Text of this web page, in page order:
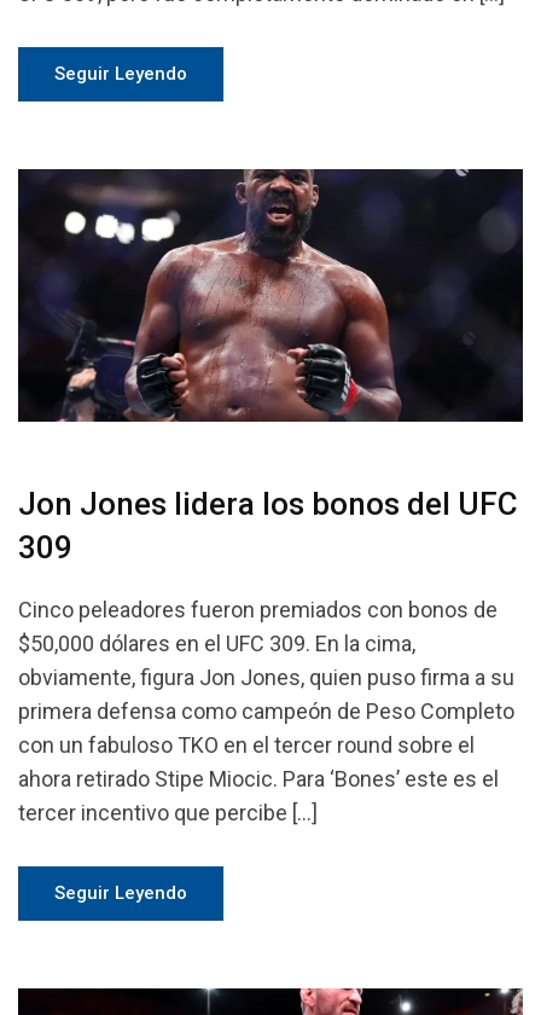
Seguir Leyendo
Jon Jones lidera los bonos del UFC
309
Cinco peleadores fueron premiados con bonos de
$50,000 dólares en el UFC 309. En la cima,
obviamente, figura Jon Jones, quien puso firma a su
primera defensa como campeón de Peso Completo
con un fabuloso TKO en el tercer round sobre el
ahora retirado Stipe Miocic. Para ‘Bones’ este es el
tercer incentivo que percibe […]
Seguir Leyendo